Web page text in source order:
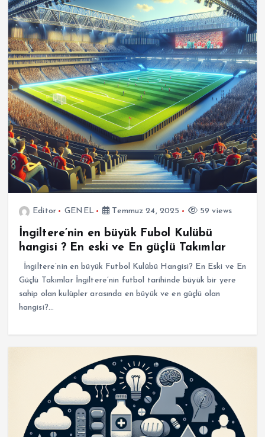
Editor GENEL Temmuz 24, 2025 59 views
İngiltere’nin en büyük Fubol Kulübü
hangisi ? En eski ve En güçlü Takımlar
İngiltere’nin en büyük Futbol Kulübü Hangisi? En Eski ve En
Güçlü Takımlar İngiltere’nin futbol tarihinde büyük bir yere
sahip olan kulüpler arasında en büyük ve en güçlü olan
hangisi?…